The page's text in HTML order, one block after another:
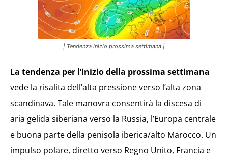
| Tendenza inizio prossima settimana |
La tendenza per l’inizio della prossima settimana
vede la risalita dell’alta pressione verso l’alta zona
scandinava. Tale manovra consentirà la discesa di
aria gelida siberiana verso la Russia, l’Europa centrale
e buona parte della penisola iberica/alto Marocco. Un
impulso polare, diretto verso Regno Unito, Francia e